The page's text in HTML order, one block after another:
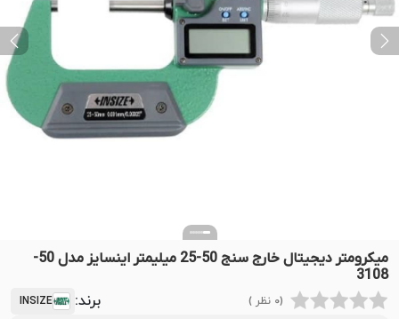
Previous
میکرومتر دیجیتال خارج سنج 50-25 میلیمتر اینسایز مدل 50-
3108
(0 نظر ) برند: INSIZE